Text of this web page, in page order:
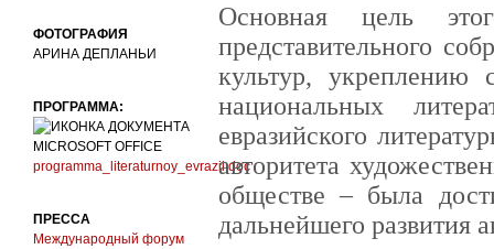
ФОТОГРАФИЯ
АРИНА ДЕПЛАНЬИ
ПРОГРАММА:
programma_literaturnoy_evrazii.doc
ПРЕССА
Международный форум
Основная цель
представительного
культур, укреплению
национальных
евразийского
авторитета
обществе – была
дальнейшего развития